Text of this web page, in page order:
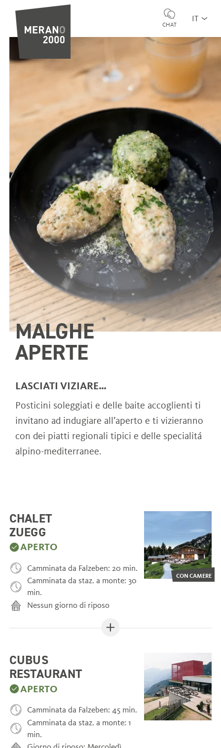
CHAT
IT
MALGHE
APERTE
LASCIATI VIZIARE…
Posticini soleggiati e delle baite accoglienti ti
invitano ad indugiare all’aperto e ti vizieranno
con dei piatti regionali tipici e delle specialitá
alpino-mediterranee.
CON CAMERE
CHALET
ZUEGG
APERTO
Camminata da Falzeben: 20 min.
Camminata da staz. a monte: 30
min.
Nessun giorno di riposo
CUBUS
RESTAURANT
APERTO
Camminata da Falzeben: 45 min.
Camminata da staz. a monte: 1
min.